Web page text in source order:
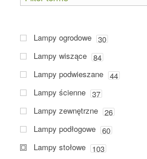
Lampy ogrodowe 30
Lampy wiszące 84
Lampy podwieszane 44
Lampy ścienne 37
Lampy zewnętrzne 26
Lampy podłogowe 60
Lampy stołowe 103